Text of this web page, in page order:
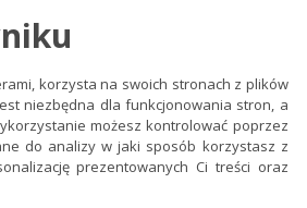
się podczas trwania aktywnego
(m.in. zbiorcze
VAT),
się nowej wersji.
korzysta na swoich stronach z plików
niezbędna dla funkcjonowania stron, a
możesz kontrolować poprzez
do analizy w jaki sposób korzystasz z
prezentowanych Ci treści oraz